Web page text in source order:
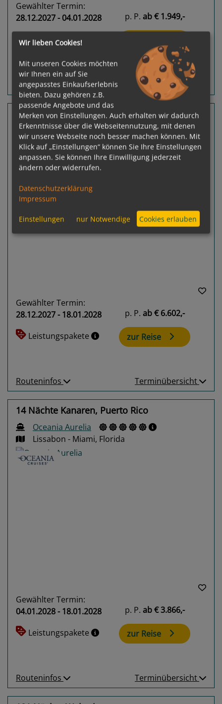
Gewählter Termin:
28.12.2027 - 04.01.2028
Leistungspakete
p. P. ab€ 1.949,-
Routeninfos Terminübersicht
21 Nächte Spanien, Kanaren, Puerto Rico
Oceania Aurelia
Barcelona - Miami, Florida
Previous Next
Gewählter Termin:
28.12.2027 - 18.01.2028
Leistungspakete
p. P. ab€ 6.602,-
zur Reise
Routeninfos Terminübersicht
14 Nächte Kanaren, Puerto Rico
Oceania Aurelia
Lissabon - Miami, Florida
Gewählter Termin:
04.01.2028 - 18.01.2028
Leistungspakete
p. P. ab€ 3.866,-
zur Reise
Routeninfos Terminübersicht
Wir lieben Cookies!
Mit unseren Cookies möchten
wir Ihnen ein auf Sie
angepasstes Einkaufserlebnis
bieten. Dazu gehören z.B.
passende Angebote und das
Merken von Einstellungen. Auch erhalten wir dadurch
Erkenntnisse über die Webseitennutzung, mit denen
wir unsere Webseite noch besser machen können. Mit
Klick auf „Einstellungen“ können Sie Ihre Einstellungen
anpassen. Sie können Ihre Einwilligung jederzeit
ändern oder widerrufen.
Datenschutzerklärung
Impressum
Einstellungen nur Notwendige Cookies erlauben